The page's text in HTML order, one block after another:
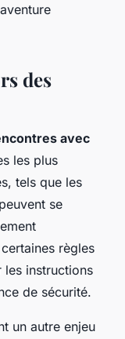
des
avec
les plus
tels que les
se
règles
les instructions
de sécurité.
un autre enjeu